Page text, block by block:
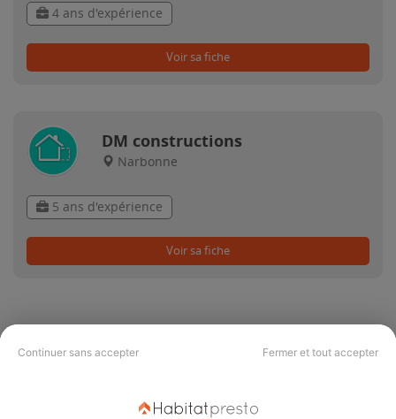
Continuer sans accepter Fermer et tout accepter
4 ans d'expérience
Voir sa fiche
DM constructions
Narbonne
5 ans d'expérience
Voir sa fiche
CHERCHER ?